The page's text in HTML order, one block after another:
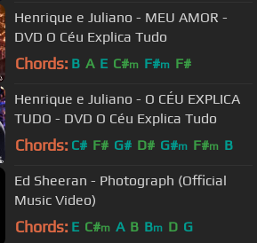
Henrique e Juliano - MEU AMOR -
DVD O Céu Explica Tudo
Chords: B A E C#m F#m F#
Henrique e Juliano - O CÉU EXPLICA
TUDO - DVD O Céu Explica Tudo
Chords: C# F# G# D# G#m F#m B
Ed Sheeran - Photograph (Official
Music Video)
Chords: E C#m A B Bm D G